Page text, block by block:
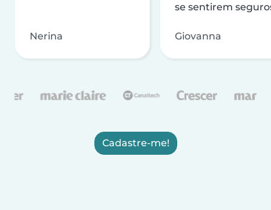
Nerina
se sentirem
Giovanna
Cadastre-me!